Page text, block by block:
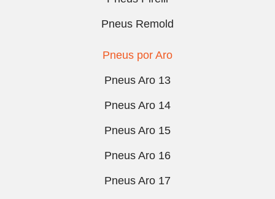
Pneus Remold
Pneus por Aro
Pneus Aro 13
Pneus Aro 14
Pneus Aro 15
Pneus Aro 16
Pneus Aro 17